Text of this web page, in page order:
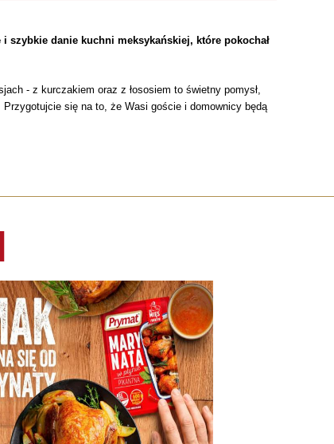
szybkie danie kuchni meksykańskiej, które pokochał
- z kurczakiem oraz z łososiem to świetny pomysł,
się na to, że Wasi goście i domownicy będą